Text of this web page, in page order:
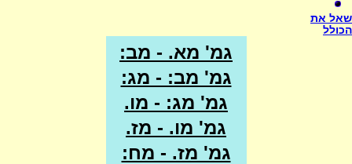
שאל את
הכולל
גמ' מא. - מב:
גמ' מב: - מג:
גמ' מג: - מו.
גמ' מו. - מז.
גמ' מז. - מח: